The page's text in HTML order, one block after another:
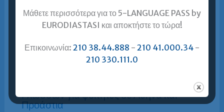
Περισσότερα »
Ξένες Γλώσσες για φοιτητές σε Αθήνα και
Γλωσσών για φοιτητές σε Αθήνα και
Προάστια
Μάθετε περισσότερα για το 5-LANGUAGE PASS by
EURODIASTASI και αποκτήστε το τώρα!
Επικοινωνία: 210 38.44.888 - 210 41.000.34 -
210 330.111.0